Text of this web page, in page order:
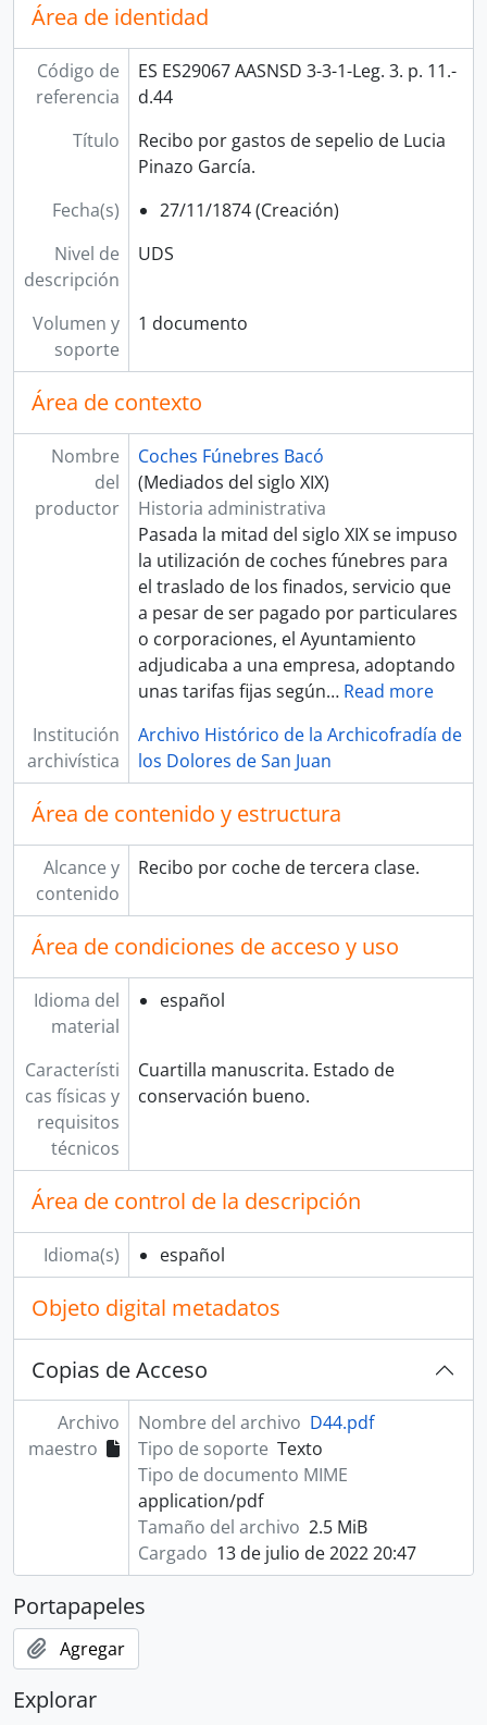
Área de identidad
Código de
referencia
ES ES29067 AASNSD 3-3-1-Leg. 3. p. 11.-
d.44
Título
Recibo por gastos de sepelio de Lucia
Pinazo García.
Fecha(s)
27/11/1874 (Creación)
Nivel de
descripción
UDS
Volumen y
soporte
1 documento
Área de contexto
Nombre
del
productor
Coches Fúnebres Bacó
(Mediados del siglo XIX)
Historia administrativa
Pasada la mitad del siglo XIX se impuso
la utilización de coches fúnebres para
el traslado de los finados, servicio que
a pesar de ser pagado por particulares
o corporaciones, el Ayuntamiento
adjudicaba a una empresa, adoptando
unas tarifas fijas según… Read more
Institución
archivística
Archivo Histórico de la Archicofradía de
los Dolores de San Juan
Área de contenido y estructura
Alcance y
contenido
Recibo por coche de tercera clase.
Área de condiciones de acceso y uso
Idioma del
material
español
Característi
cas físicas y
requisitos
técnicos
Cuartilla manuscrita. Estado de
conservación bueno.
Área de control de la descripción
Idioma(s) español
Objeto digital metadatos
Copias de Acceso
Archivo
maestro
Nombre del archivo D44.pdf
Tipo de soporte Texto
Tipo de documento MIME
application/pdf
Tamaño del archivo 2.5 MiB
Cargado 13 de julio de 2022 20:47
Portapapeles
Agregar
Explorar